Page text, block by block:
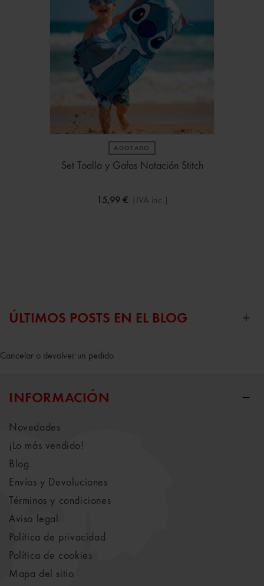
AGOTADO
Set Toalla y Gafas Natación Stitch
15,99 € (IVA inc.)
ÚLTIMOS POSTS EN EL BLOG
Cancelar o devolver un pedido
INFORMACIÓN
Novedades
¡Lo más vendido!
Blog
Envíos y Devoluciones
Términos y condiciones
Aviso legal
Política de privacidad
Política de cookies
Mapa del sitio